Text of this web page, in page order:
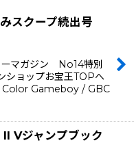
スクープ続出号
ーマガジン No14特別
ョップお宝王TOPへ
Gameboy / GBC
Vジャンプブック